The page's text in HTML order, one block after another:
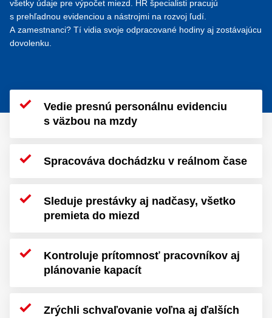
všetky údaje pre výpočet miezd. HR špecialisti pracujú
s prehľadnou evidenciou a nástrojmi na rozvoj ľudí.
A zamestnanci? Tí vidia svoje odpracované hodiny aj zostávajúcu
dovolenku.
Vedie presnú personálnu evidenciu
s väzbou na mzdy
Spracováva dochádzku v reálnom čase
Sleduje prestávky aj nadčasy, všetko
premieta do miezd
Kontroluje prítomnosť pracovníkov aj
plánovanie kapacít
Zrýchli schvaľovanie voľna aj ďalších